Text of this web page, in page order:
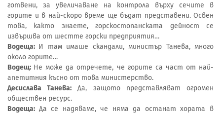
готвени, за увеличаване на контрола върху сечите в
горите и в най-скоро време ще бъдат представени. Освен
това, както знаете, горскостопанската дейност се
извършва от шестте горски предприятия…
Водеща: И там имаше скандали, министър Танева, много
около горите…
Водещ: Не може да отречете, че горите са част от най-
апетитния късно от това министерство.
Десислава Танева: Да, защото представляват огромен
обществен ресурс.
Водеща: Да се надяваме, че няма да останат хората в